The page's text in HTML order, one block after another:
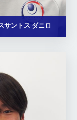
サントス ダニロ